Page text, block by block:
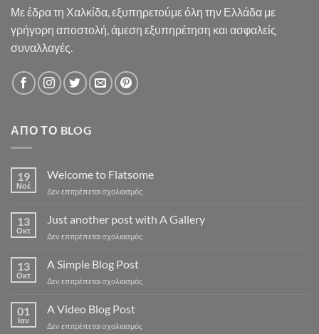
Με έδρα τη Χαλκίδα, εξυπηρετούμε όλη την Ελλάδα με
γρήγορη αποστολή, άμεση εξυπηρέτηση και ασφαλείς
συναλλαγές.
ΑΠΌ ΤΟ BLOG
19
Νοέ
Welcome to Flatsome
Δεν επιτρέπεται σχολιασμόςστο
to
Flatsome
13
Οκτ
Just another post with A Gallery
Δεν επιτρέπεται σχολιασμόςστο
with
13
Οκτ
A Simple Blog Post
Δεν επιτρέπεται σχολιασμόςστο
Post
01
Ιαν
A Video Blog Post
Δεν επιτρέπεται σχολιασμόςστο